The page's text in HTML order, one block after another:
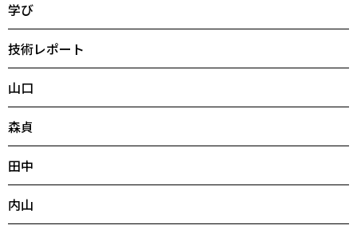
学び
技術レポート
山口
森貞
田中
内山